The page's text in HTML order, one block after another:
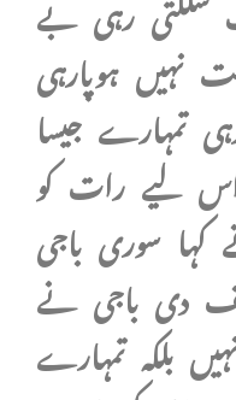
نہیں ہوپارہی
تمہارے جیسا
لیے رات کو
کہا سوری باجی
دی باجی نے
بلکہ تمہارے